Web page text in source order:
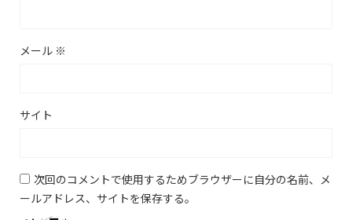
メール ※
サイト
次回のコメントで使用するためブラウザーに自分の名前、メ
ールアドレス、サイトを保存する。